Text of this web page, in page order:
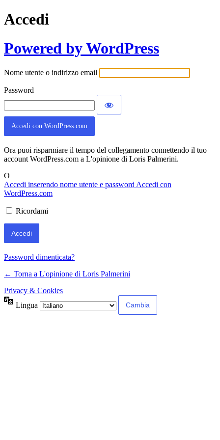
Accedi
Powered by WordPress
Nome utente o indirizzo email
Password
Accedi con WordPress.com
Ora puoi risparmiare il tempo del collegamento connettendo il tuo
account WordPress.com a L'opinione di Loris Palmerini.
O
Accedi inserendo nome utente e password Accedi con
WordPress.com
Ricordami
Password dimenticata?
← Torna a L'opinione di Loris Palmerini
Privacy & Cookies
Lingua